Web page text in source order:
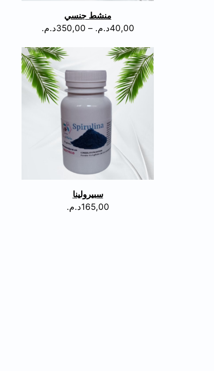
منشط جنسي
40,00د.م. –
350,00د.م.
سبيرولينا
165,00د.م.